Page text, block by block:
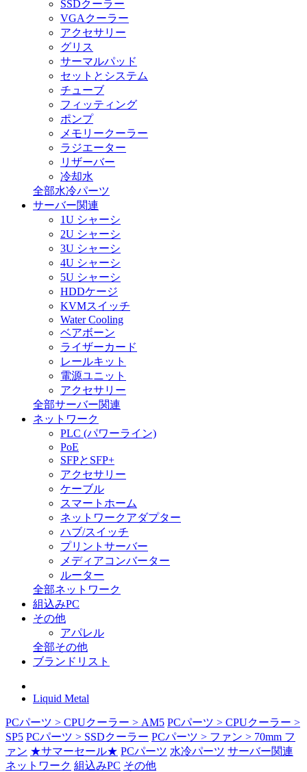
SSDクーラー
VGAクーラー
アクセサリー
グリス
サーマルパッド
セットとシステム
チューブ
フィッティング
ポンプ
メモリークーラー
ラジエーター
リザーバー
冷却水
全部水冷パーツ
サーバー関連
1U シャーシ
2U シャーシ
3U シャーシ
4U シャーシ
5U シャーシ
HDDケージ
KVMスイッチ
Water Cooling
ベアボーン
ライザーカード
レールキット
電源ユニット
アクセサリー
全部サーバー関連
ネットワーク
PLC (パワーライン)
PoE
SFPとSFP+
アクセサリー
ケーブル
スマートホーム
ネットワークアダプター
ハブ/スイッチ
プリントサーバー
メディアコンバーター
ルーター
全部ネットワーク
組込みPC
その他
アパレル
全部その他
ブランドリスト
Liquid Metal
PCパーツ > CPUクーラー > AM5 PCパーツ > CPUクーラー >
SP5 PCパーツ > SSDクーラー PCパーツ > ファン > 70mm フ
ァン ★サマーセール★ PCパーツ 水冷パーツ サーバー関連
ネットワーク 組込みPC その他